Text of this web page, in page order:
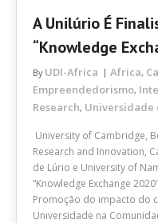
A Unilúrio É
“Knowledge
By UDI-Africa Africa,
Empreendedorismo,
Research, Universidade
University of Cambridge,
Research and Innovation,
de Lúrio e University of
“Knowledge Exchange
Promoção do impacto do
Universidade na